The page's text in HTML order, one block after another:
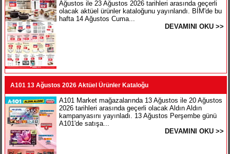
Ağustos ile 23 Ağustos 2026 tarihleri arasında geçerli
olacak aktüel ürünler kataloğunu yayınlandı. BİM'de bu
hafta 14 Ağustos Cuma...
DEVAMINI OKU >>
A101 13 Ağustos 2026 Aktüel Ürünler Kataloğu
A101 Market mağazalarında 13 Ağustos ile 20 Ağustos
2026 tarihleri arasında geçerli olacak Aldın Aldın
kampanyasını yayınladı. 13 Ağustos Perşembe günü
A101'de satışa...
DEVAMINI OKU >>